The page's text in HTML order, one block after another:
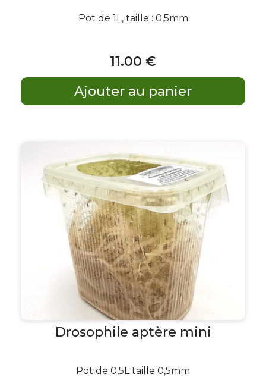
Pot de 1L, taille : 0,5mm
11.00 €
Drosophile aptère mini
Pot de 0,5L taille 0,5mm